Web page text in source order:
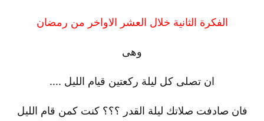
الفكرة الثانية خلال العشر الاواخر من رمضان
وهى
ان تصلى كل ليلة ركعتين قيام الليل ....
فان صادفت صلاتك ليلة القدر ؟؟؟ كنت كمن قام الليل